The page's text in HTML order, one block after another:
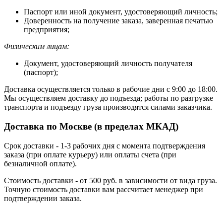
Паспорт или иной документ, удостоверяющий личность;
Доверенность на получение заказа, заверенная печатью
предприятия;
Физическим лицам:
Документ, удостоверяющий личность получателя
(паспорт);
Доставка осуществляется только в рабочие дни с 9:00 до 18:00.
Мы осуществляем доставку до подъезда; работы по разгрузке
транспорта и подъезду груза производятся силами заказчика.
Доставка по Москве (в пределах МКАД)
Срок доставки - 1-3 рабочих дня с момента подтверждения
заказа (при оплате курьеру) или оплаты счета (при
безналичной оплате).
Стоимость доставки - от 500 руб. в зависимости от вида груза.
Точную стоимость доставки вам рассчитает менеджер при
подтверждении заказа.